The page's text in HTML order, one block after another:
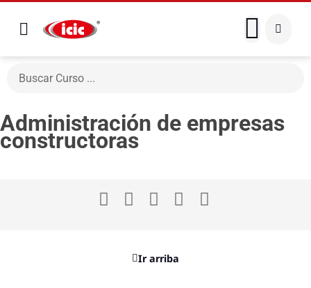
Administración de empresas
constructoras
Ir arriba